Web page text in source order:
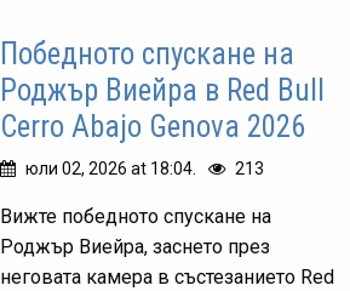
Победното спускане на
Роджър Виейра в Red Bull
Cerro Abajo Genova 2026
юли 02, 2026 at 18:04. 213
Вижте победното спускане на
Роджър Виейра, заснето през
неговата камера в състезанието Red